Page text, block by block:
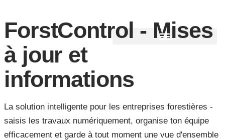
ForstControl - Mises
à jour et
informations
La solution intelligente pour les entreprises forestières -
saisis les travaux numériquement, organise ton équipe
efficacement et garde à tout moment une vue d'ensemble